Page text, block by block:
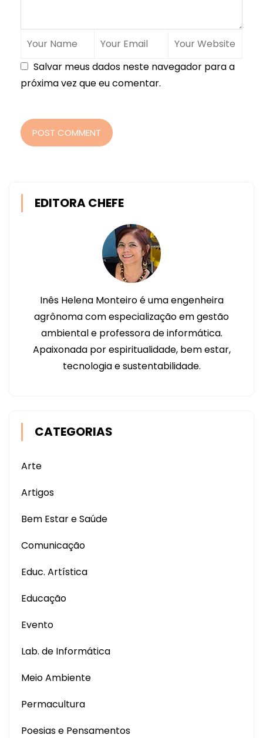
Salvar meus dados neste navegador para a
próxima vez que eu comentar.
POST COMMENT
EDITORA CHEFE
Inês Helena Monteiro é uma engenheira
agrônoma com especialização em gestão
ambiental e professora de informática.
Apaixonada por espiritualidade, bem estar,
tecnologia e sustentabilidade.
CATEGORIAS
Arte
Artigos
Bem Estar e Saúde
Comunicação
Educ. Artística
Educação
Evento
Lab. de Informática
Meio Ambiente
Permacultura
Poesias e Pensamentos